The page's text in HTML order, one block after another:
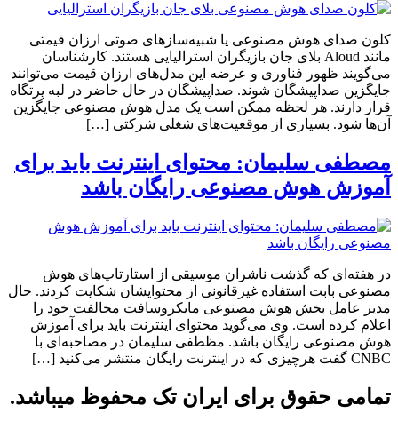
کلون صدای هوش مصنوعی یا شبیه‌سازهای صوتی ارزان قیمتی
مانند Aloud بلای جان بازیگران استرالیایی هستند. کارشناسان
می‌گویند ظهور فناوری و عرضه این مدل‌های ارزان قیمت می‌توانند
جایگزین صداپیشگان شوند. صداپیشگان در حال حاضر در لبه پرتگاه
قرار دارند. هر لحظه ممکن است یک مدل هوش مصنوعی جایگزین
آن‌ها شود. بسیاری از موقعیت‌های شغلی شرکتی […]
مصطفی سلیمان: محتوای اینترنت باید برای
آموزش هوش مصنوعی رایگان باشد
در هفته‌ای که گذشت ناشران موسیقی از استارتاپ‌های هوش
مصنوعی بابت استفاده غیرقانونی از محتوایشان شکایت کردند. حال
مدیر عامل بخش هوش مصنوعی مایکروسافت مخالفت خود را
اعلام کرده است. وی می‌گوید محتوای اینترنت باید برای آموزش
هوش مصنوعی رایگان باشد. مظطفی سلیمان در مصاحبه‌ای با
CNBC گفت هرچیزی که در اینترنت رایگان منتشر می‌کنید […]
تمامی حقوق برای ایران تک محفوظ میباشد.